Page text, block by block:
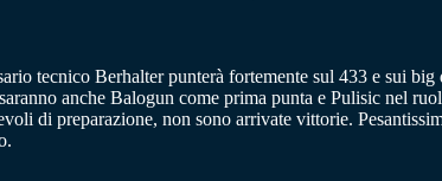
tecnico Berhalter punterà fortemente sul 433 e sui
anche Balogun come prima punta e Pulisic nel
di preparazione, non sono arrivate vittorie.